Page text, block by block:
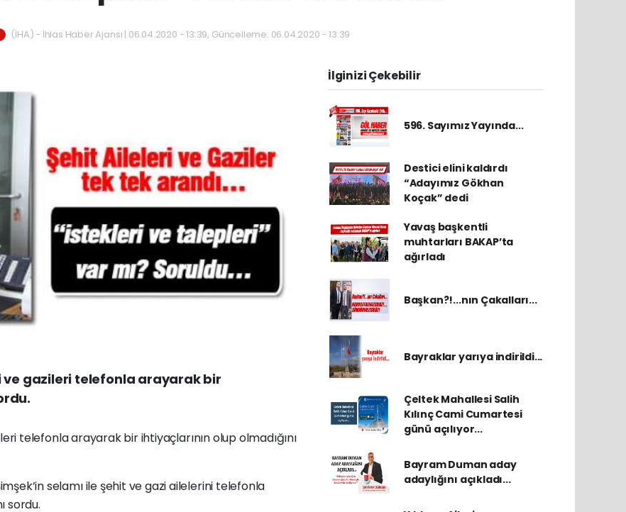
(İHA) - İhlas Haber Ajansı | 06.04.2020 - 13:39, Güncelleme: 06.04.2020 - 13:39
ve gazileri telefonla arayarak bir
telefonla arayarak bir ihtiyaçlarının olup olmadığını
selamı ile şehit ve gazi ailelerini telefonla
sordu.
İlginizi Çekebilir
596. Sayımız Yayında...
Destici elini kaldırdı
“Adayımız Gökhan
Koçak” dedi
Yavaş başkentli
muhtarları BAKAP’ta
ağırladı
Başkan?!...nın Çakalları...
Bayraklar yarıya indirildi...
Çeltek Mahallesi Salih
Kılınç Cami Cumartesi
günü açılıyor...
Bayram Duman aday
adaylığını açıkladı...